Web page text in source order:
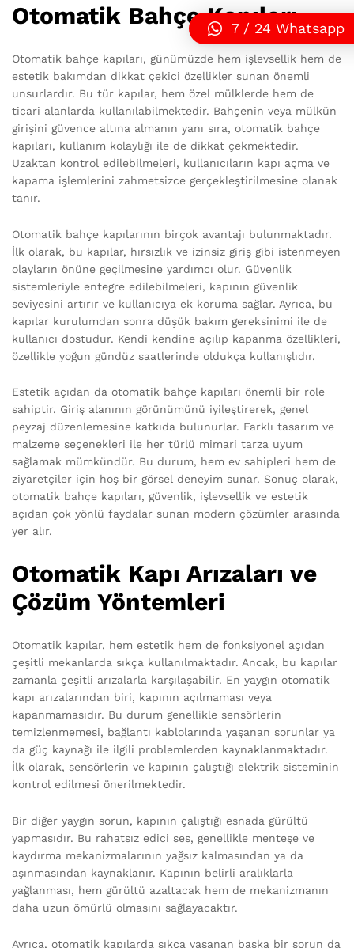
Otomatik Bahçe Kapıları
Otomatik bahçe kapıları, günümüzde hem işlevsellik hem de
estetik bakımdan dikkat çekici özellikler sunan önemli
unsurlardır. Bu tür kapılar, hem özel mülklerde hem de
ticari alanlarda kullanılabilmektedir. Bahçenin veya mülkün
girişini güvence altına almanın yanı sıra, otomatik bahçe
kapıları, kullanım kolaylığı ile de dikkat çekmektedir.
Uzaktan kontrol edilebilmeleri, kullanıcıların kapı açma ve
kapama işlemlerini zahmetsizce gerçekleştirilmesine olanak
tanır.
Otomatik bahçe kapılarının birçok avantajı bulunmaktadır.
İlk olarak, bu kapılar, hırsızlık ve izinsiz giriş gibi istenmeyen
olayların önüne geçilmesine yardımcı olur. Güvenlik
sistemleriyle entegre edilebilmeleri, kapının güvenlik
seviyesini artırır ve kullanıcıya ek koruma sağlar. Ayrıca, bu
kapılar kurulumdan sonra düşük bakım gereksinimi ile de
kullanıcı dostudur. Kendi kendine açılıp kapanma özellikleri,
özellikle yoğun gündüz saatlerinde oldukça kullanışlıdır.
Estetik açıdan da otomatik bahçe kapıları önemli bir role
sahiptir. Giriş alanının görünümünü iyileştirerek, genel
peyzaj düzenlemesine katkıda bulunurlar. Farklı tasarım ve
malzeme seçenekleri ile her türlü mimari tarza uyum
sağlamak mümkündür. Bu durum, hem ev sahipleri hem de
ziyaretçiler için hoş bir görsel deneyim sunar. Sonuç olarak,
otomatik bahçe kapıları, güvenlik, işlevsellik ve estetik
açıdan çok yönlü faydalar sunan modern çözümler arasında
yer alır.
Otomatik Kapı Arızaları ve
Çözüm Yöntemleri
Otomatik kapılar, hem estetik hem de fonksiyonel açıdan
çeşitli mekanlarda sıkça kullanılmaktadır. Ancak, bu kapılar
zamanla çeşitli arızalarla karşılaşabilir. En yaygın otomatik
kapı arızalarından biri, kapının açılmaması veya
kapanmamasıdır. Bu durum genellikle sensörlerin
temizlenmemesi, bağlantı kablolarında yaşanan sorunlar ya
da güç kaynağı ile ilgili problemlerden kaynaklanmaktadır.
İlk olarak, sensörlerin ve kapının çalıştığı elektrik sisteminin
kontrol edilmesi önerilmektedir.
Bir diğer yaygın sorun, kapının çalıştığı esnada gürültü
yapmasıdır. Bu rahatsız edici ses, genellikle menteşe ve
kaydırma mekanizmalarının yağsız kalmasından ya da
aşınmasından kaynaklanır. Kapının belirli aralıklarla
yağlanması, hem gürültü azaltacak hem de mekanizmanın
daha uzun ömürlü olmasını sağlayacaktır.
Ayrıca, otomatik kapılarda sıkça yaşanan başka bir sorun da
7 / 24 Whatsapp